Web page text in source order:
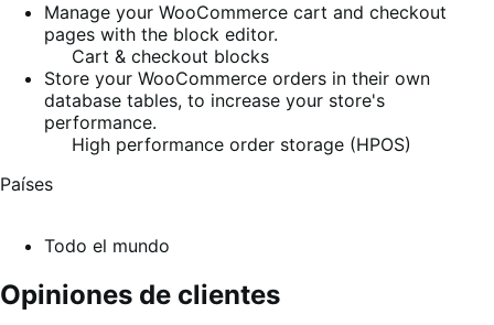
Manage your WooCommerce cart and checkout
pages with the block editor.
Cart & checkout blocks
Store your WooCommerce orders in their own
database tables, to increase your store's
performance.
High performance order storage (HPOS)
Países
Todo el mundo
Opiniones de clientes